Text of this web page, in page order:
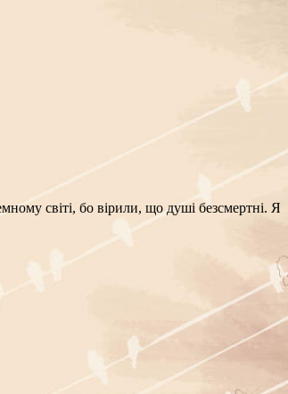
світі, бо вірили, що душі безсмертні. Я